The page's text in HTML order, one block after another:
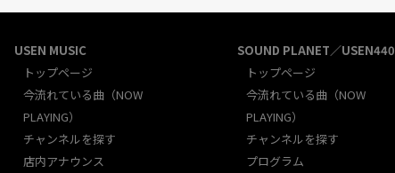
USEN MUSIC
トップページ
今流れている曲（NOW
PLAYING）
チャンネルを探す
店内アナウンス
SOUND PLANET／USEN440
トップページ
今流れている曲（NOW
PLAYING）
チャンネルを探す
プログラム